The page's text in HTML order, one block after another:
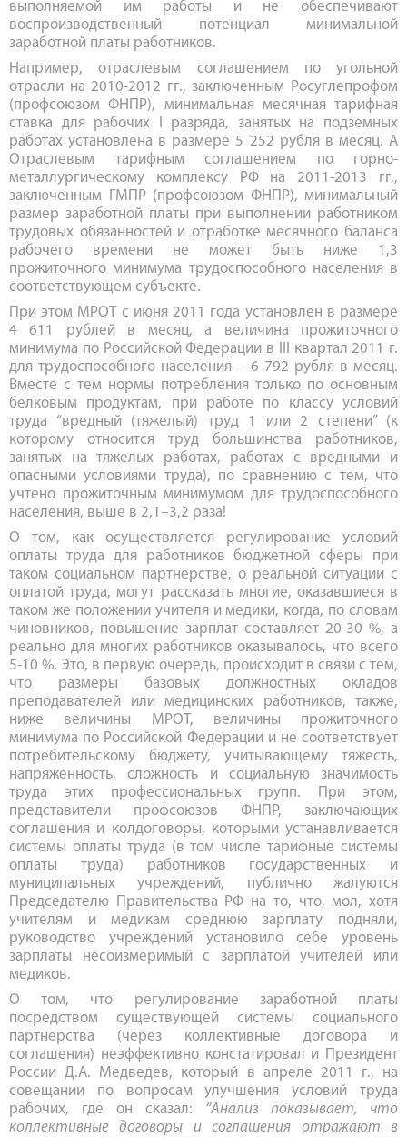
выполняемой им работы и не обеспечивают
воспроизводственный потенциал минимальной
заработной платы работников.
Например, отраслевым соглашением по угольной
отрасли на 2010-2012 гг., заключенным Росуглепрофом
(профсоюзом ФНПР), минимальная месячная тарифная
ставка для рабочих I разряда, занятых на подземных
работах установлена в размере 5 252 рубля в месяц. А
Отраслевым тарифным соглашением по горно-
металлургическому комплексу РФ на 2011-2013 гг.,
заключенным ГМПР (профсоюзом ФНПР), минимальный
размер заработной платы при выполнении работником
трудовых обязанностей и отработке месячного баланса
рабочего времени не может быть ниже 1,3
прожиточного минимума трудоспособного населения в
соответствующем субъекте.
При этом МРОТ с июня 2011 года установлен в размере
4 611 рублей в месяц, а величина прожиточного
минимума по Российской Федерации в III квартал 2011 г.
для трудоспособного населения – 6 792 рубля в месяц.
Вместе с тем нормы потребления только по основным
белковым продуктам, при работе по классу условий
труда “вредный (тяжелый) труд 1 или 2 степени” (к
которому относится труд большинства работников,
занятых на тяжелых работах, работах с вредными и
опасными условиями труда), по сравнению с тем, что
учтено прожиточным минимумом для трудоспособного
населения, выше в 2,1–3,2 раза!
О том, как осуществляется регулирование условий
оплаты труда для работников бюджетной сферы при
таком социальном партнерстве, о реальной ситуации с
оплатой труда, могут рассказать многие, оказавшиеся в
таком же положении учителя и медики, когда, по словам
чиновников, повышение зарплат составляет 20-30 %, а
реально для многих работников оказывалось, что всего
5-10 %. Это, в первую очередь, происходит в связи с тем,
что размеры базовых должностных окладов
преподавателей или медицинских работников, также,
ниже величины МРОТ, величины прожиточного
минимума по Российской Федерации и не соответствует
потребительскому бюджету, учитывающему тяжесть,
напряженность, сложность и социальную значимость
труда этих профессиональных групп. При этом,
представители профсоюзов ФНПР, заключающих
соглашения и колдоговоры, которыми устанавливается
системы оплаты труда (в том числе тарифные системы
оплаты труда) работников государственных и
муниципальных учреждений, публично жалуются
Председателю Правительства РФ на то, что, мол, хотя
учителям и медикам среднюю зарплату подняли,
руководство учреждений установило себе уровень
зарплаты несоизмеримый с зарплатой учителей или
медиков.
О том, что регулирование заработной платы
посредством существующей системы социального
партнерства (через коллективные договора и
соглашения) неэффективно констатировал и Президент
России Д.А. Медведев, который в апреле 2011 г., на
совещании по вопросам улучшения условий труда
рабочих, где он сказал: “Анализ показывает, что
коллективные договоры и соглашения отражают в